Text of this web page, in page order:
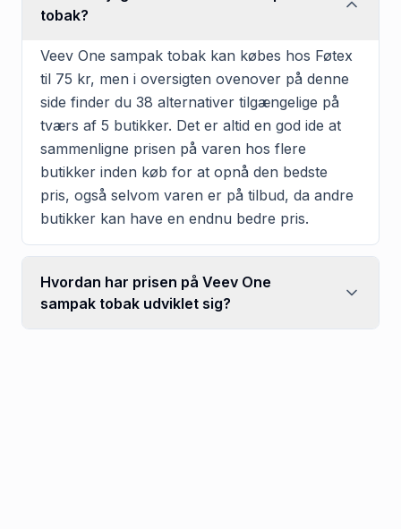
tobak?
Veev One sampak tobak kan købes hos Føtex
til 75 kr, men i oversigten ovenover på denne
side finder du 38 alternativer tilgængelige på
tværs af 5 butikker. Det er altid en god ide at
sammenligne prisen på varen hos flere
butikker inden køb for at opnå den bedste
pris, også selvom varen er på tilbud, da andre
butikker kan have en endnu bedre pris.
Hvordan har prisen på Veev One
sampak tobak udviklet sig?